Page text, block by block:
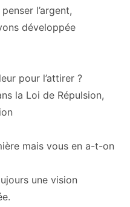
l’argent,
développée
pour l’attirer ?
la Loi de Répulsion,
mais vous en a-t-on
une vision